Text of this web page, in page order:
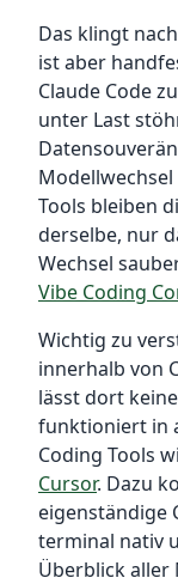
Das klingt
ist aber
Claude Code
unter Last
Tools bleiben
derselbe, nur
Wechsel
Vibe Coding
Wichtig zu
innerhalb von
lässt dort
funktioniert in
Coding Tools
Cursor. Dazu
eigenständige
terminal nativ
Überblick aller